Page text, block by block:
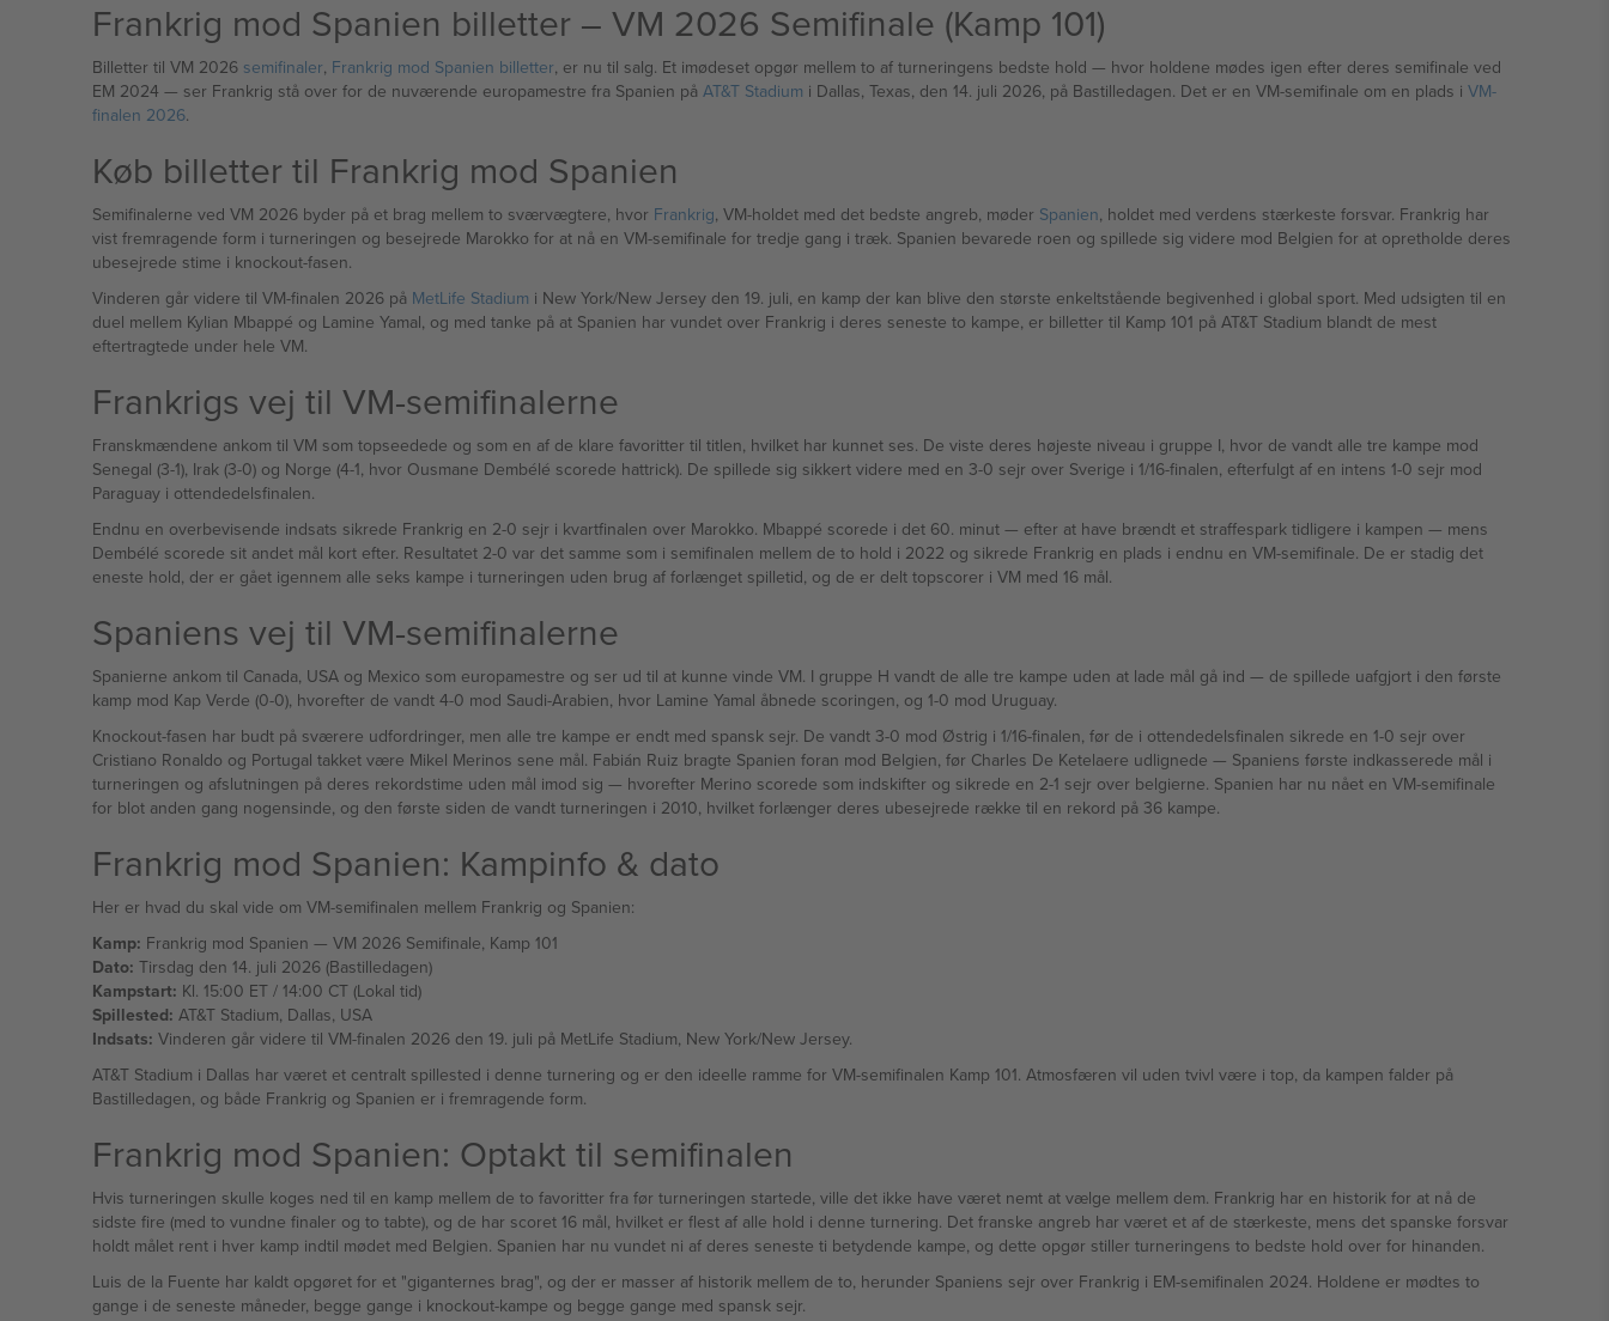
Frankrig mod Spanien billetter – VM 2026 Semifinale (Kamp 101)
Billetter til VM 2026 semifinaler, Frankrig mod Spanien billetter, er nu til salg. Et imødeset opgør mellem to af turneringens bedste hold — hvor holdene mødes igen efter deres semifinale ved
EM 2024 — ser Frankrig stå over for de nuværende europamestre fra Spanien på AT&T Stadium i Dallas, Texas, den 14. juli 2026, på Bastilledagen. Det er en VM-semifinale om en plads i VM-
finalen 2026.
Køb billetter til Frankrig mod Spanien
Semifinalerne ved VM 2026 byder på et brag mellem to sværvægtere, hvor Frankrig, VM-holdet med det bedste angreb, møder Spanien, holdet med verdens stærkeste forsvar. Frankrig har
vist fremragende form i turneringen og besejrede Marokko for at nå en VM-semifinale for tredje gang i træk. Spanien bevarede roen og spillede sig videre mod Belgien for at opretholde deres
ubesejrede stime i knockout-fasen.
Vinderen går videre til VM-finalen 2026 på MetLife Stadium i New York/New Jersey den 19. juli, en kamp der kan blive den største enkeltstående begivenhed i global sport. Med udsigten til en
duel mellem Kylian Mbappé og Lamine Yamal, og med tanke på at Spanien har vundet over Frankrig i deres seneste to kampe, er billetter til Kamp 101 på AT&T Stadium blandt de mest
eftertragtede under hele VM.
Frankrigs vej til VM-semifinalerne
Franskmændene ankom til VM som topseedede og som en af de klare favoritter til titlen, hvilket har kunnet ses. De viste deres højeste niveau i gruppe I, hvor de vandt alle tre kampe mod
Senegal (3-1), Irak (3-0) og Norge (4-1, hvor Ousmane Dembélé scorede hattrick). De spillede sig sikkert videre med en 3-0 sejr over Sverige i 1/16-finalen, efterfulgt af en intens 1-0 sejr mod
Paraguay i ottendedelsfinalen.
Endnu en overbevisende indsats sikrede Frankrig en 2-0 sejr i kvartfinalen over Marokko. Mbappé scorede i det 60. minut — efter at have brændt et straffespark tidligere i kampen — mens
Dembélé scorede sit andet mål kort efter. Resultatet 2-0 var det samme som i semifinalen mellem de to hold i 2022 og sikrede Frankrig en plads i endnu en VM-semifinale. De er stadig det
eneste hold, der er gået igennem alle seks kampe i turneringen uden brug af forlænget spilletid, og de er delt topscorer i VM med 16 mål.
Spaniens vej til VM-semifinalerne
Spanierne ankom til Canada, USA og Mexico som europamestre og ser ud til at kunne vinde VM. I gruppe H vandt de alle tre kampe uden at lade mål gå ind — de spillede uafgjort i den første
kamp mod Kap Verde (0-0), hvorefter de vandt 4-0 mod Saudi-Arabien, hvor Lamine Yamal åbnede scoringen, og 1-0 mod Uruguay.
Knockout-fasen har budt på sværere udfordringer, men alle tre kampe er endt med spansk sejr. De vandt 3-0 mod Østrig i 1/16-finalen, før de i ottendedelsfinalen sikrede en 1-0 sejr over
Cristiano Ronaldo og Portugal takket være Mikel Merinos sene mål. Fabián Ruiz bragte Spanien foran mod Belgien, før Charles De Ketelaere udlignede — Spaniens første indkasserede mål i
turneringen og afslutningen på deres rekordstime uden mål imod sig — hvorefter Merino scorede som indskifter og sikrede en 2-1 sejr over belgierne. Spanien har nu nået en VM-semifinale
for blot anden gang nogensinde, og den første siden de vandt turneringen i 2010, hvilket forlænger deres ubesejrede række til en rekord på 36 kampe.
Frankrig mod Spanien: Kampinfo & dato
Her er hvad du skal vide om VM-semifinalen mellem Frankrig og Spanien:
Kamp:
Frankrig mod Spanien — VM 2026 Semifinale, Kamp 101
Dato: Tirsdag den 14. juli 2026 (Bastilledagen)
Kampstart: Kl. 15:00 ET / 14:00 CT (Lokal tid)
Spillested: AT&T Stadium, Dallas, USA
Indsats: Vinderen går videre til VM-finalen 2026 den 19. juli på MetLife Stadium, New York/New Jersey.
AT&T Stadium i Dallas har været et centralt spillested i denne turnering og er den ideelle ramme for VM-semifinalen Kamp 101. Atmosfæren vil uden tvivl være i top, da kampen falder på
Bastilledagen, og både Frankrig og Spanien er i fremragende form.
Frankrig mod Spanien: Optakt til semifinalen
Hvis turneringen skulle koges ned til en kamp mellem de to favoritter fra før turneringen startede, ville det ikke have været nemt at vælge mellem dem. Frankrig har en historik for at nå de
sidste fire (med to vundne finaler og to tabte), og de har scoret 16 mål, hvilket er flest af alle hold i denne turnering. Det franske angreb har været et af de stærkeste, mens det spanske forsvar
holdt målet rent i hver kamp indtil mødet med Belgien. Spanien har nu vundet ni af deres seneste ti betydende kampe, og dette opgør stiller turneringens to bedste hold over for hinanden.
Luis de la Fuente har kaldt opgøret for et "giganternes brag", og der er masser af historik mellem de to, herunder Spaniens sejr over Frankrig i EM-semifinalen 2024. Holdene er mødtes to
gange i de seneste måneder, begge gange i knockout-kampe og begge gange med spansk sejr.